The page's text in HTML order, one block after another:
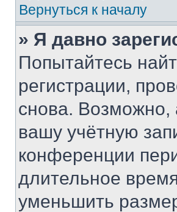
Вернуться к началу
» Я давно
Попытайтесь
регистрации,
снова. Возможно,
вашу учётную
конференции
длительное
уменьшить